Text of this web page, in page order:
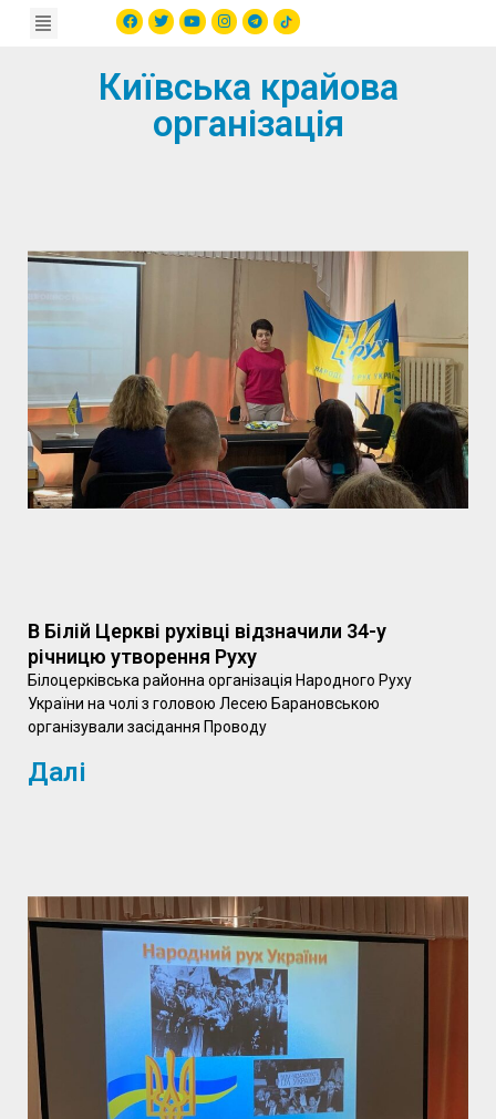
Київська крайова
організація
В Білій Церкві рухівці відзначили 34-у
річницю утворення Руху
Білоцерківська районна організація Народного Руху
України на чолі з головою Лесею Барановською
організували засідання Проводу
Далі